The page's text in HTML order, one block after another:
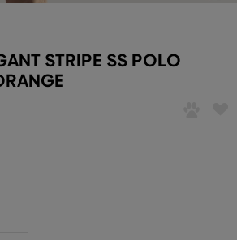
STRIPE SS POLO